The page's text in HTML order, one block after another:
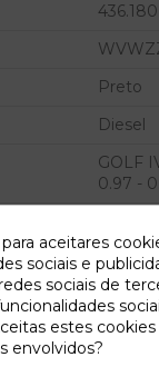
436.180
Preto
Diesel
GOLF
0.97 -
0.97 -
de: 2022-04-06
aceitares
sociais e
sociais de
estes
envolvidos?